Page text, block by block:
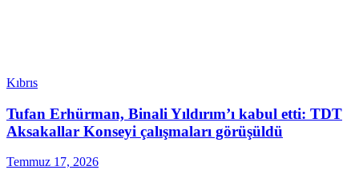
Kıbrıs
Tufan Erhürman, Binali Yıldırım’ı kabul etti: TDT
Aksakallar Konseyi çalışmaları görüşüldü
Temmuz 17, 2026